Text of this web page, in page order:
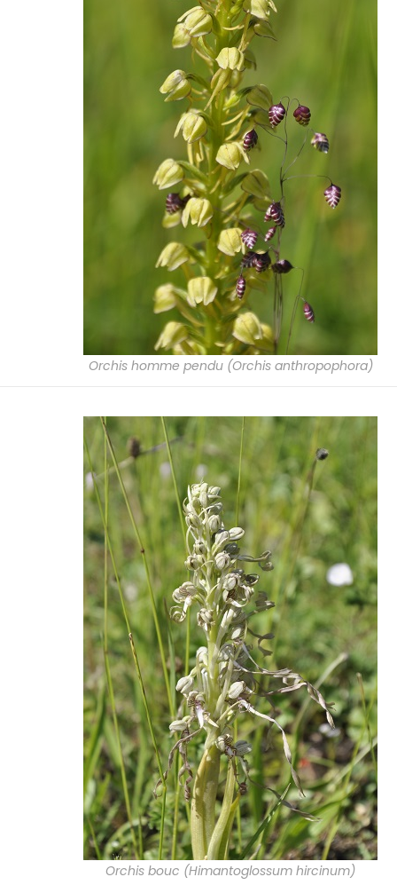
Orchis homme pendu (Orchis anthropophora)
Orchis bouc (Himantoglossum hircinum)